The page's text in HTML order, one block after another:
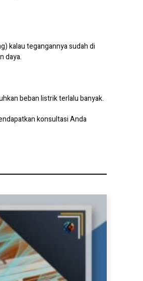
kalau tegangannya sudah di
daya.
beban listrik terlalu banyak.
konsultasi Anda